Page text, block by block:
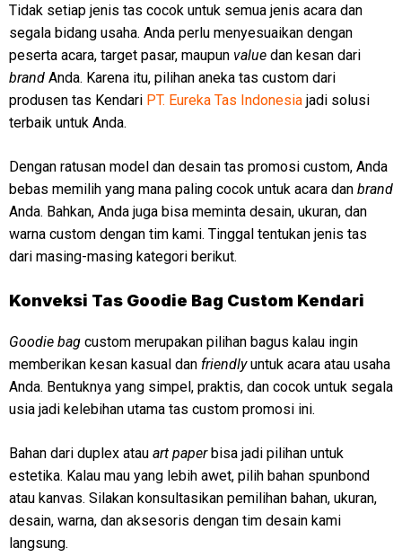
Tidak setiap jenis tas cocok untuk semua jenis acara dan
segala bidang usaha. Anda perlu menyesuaikan dengan
peserta acara, target pasar, maupun value dan kesan dari
brand Anda. Karena itu, pilihan aneka tas custom dari
produsen tas Kendari PT. Eureka Tas Indonesia jadi solusi
terbaik untuk Anda.
Dengan ratusan model dan desain tas promosi custom, Anda
bebas memilih yang mana paling cocok untuk acara dan brand
Anda. Bahkan, Anda juga bisa meminta desain, ukuran, dan
warna custom dengan tim kami. Tinggal tentukan jenis tas
dari masing-masing kategori berikut.
Konveksi Tas Goodie Bag Custom Kendari
Goodie bag custom merupakan pilihan bagus kalau ingin
memberikan kesan kasual dan friendlyuntuk acara atau usaha
Anda. Bentuknya yang simpel, praktis, dan cocok untuk segala
usia jadi kelebihan utama tas custom promosi ini.
Bahan dari duplex atau art paperbisa jadi pilihan untuk
estetika. Kalau mau yang lebih awet, pilih bahan spunbond
atau kanvas. Silakan konsultasikan pemilihan bahan, ukuran,
desain, warna, dan aksesoris dengan tim desain kami
langsung.